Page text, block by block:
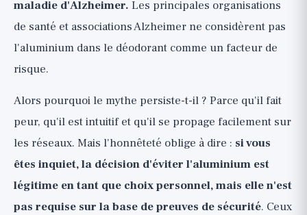
maladie d'Alzheimer. Les principales organisations
de santé et associations Alzheimer ne considèrent pas
l'aluminium dans le déodorant comme un facteur de
risque.
Alors pourquoi le mythe persiste-t-il ? Parce qu'il fait
peur, qu'il est intuitif et qu'il se propage facilement sur
les réseaux. Mais l'honnêteté oblige à dire : si vous
êtes inquiet, la décision d'éviter l'aluminium est
légitime en tant que choix personnel, mais elle n'est
pas requise sur la base de preuves de sécurité. Ceux